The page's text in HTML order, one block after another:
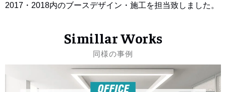
2017・2018内のブースデザイン・施工を担当致しました。
Simillar Works
同様の事例